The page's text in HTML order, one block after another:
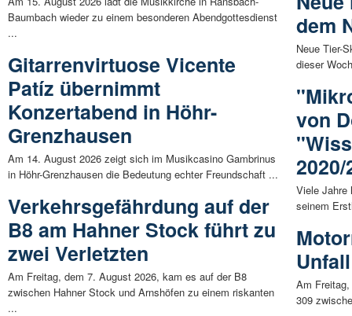
Baumbach wieder zu einem besonderen Abendgottesdienst
...
Gitarrenvirtuose Vicente
Patíz übernimmt
Konzertabend in Höhr-
Grenzhausen
Am 14. August 2026 zeigt sich im Musikcasino Gambrinus
in Höhr-Grenzhausen die Bedeutung echter Freundschaft ...
Verkehrsgefährdung auf der
B8 am Hahner Stock führt zu
zwei Verletzten
Am Freitag, dem 7. August 2026, kam es auf der B8
zwischen Hahner Stock und Arnshöfen zu einem riskanten
...
dem
Neue Tier-
dieser
von
Viele Jahre
seinem
Am
309